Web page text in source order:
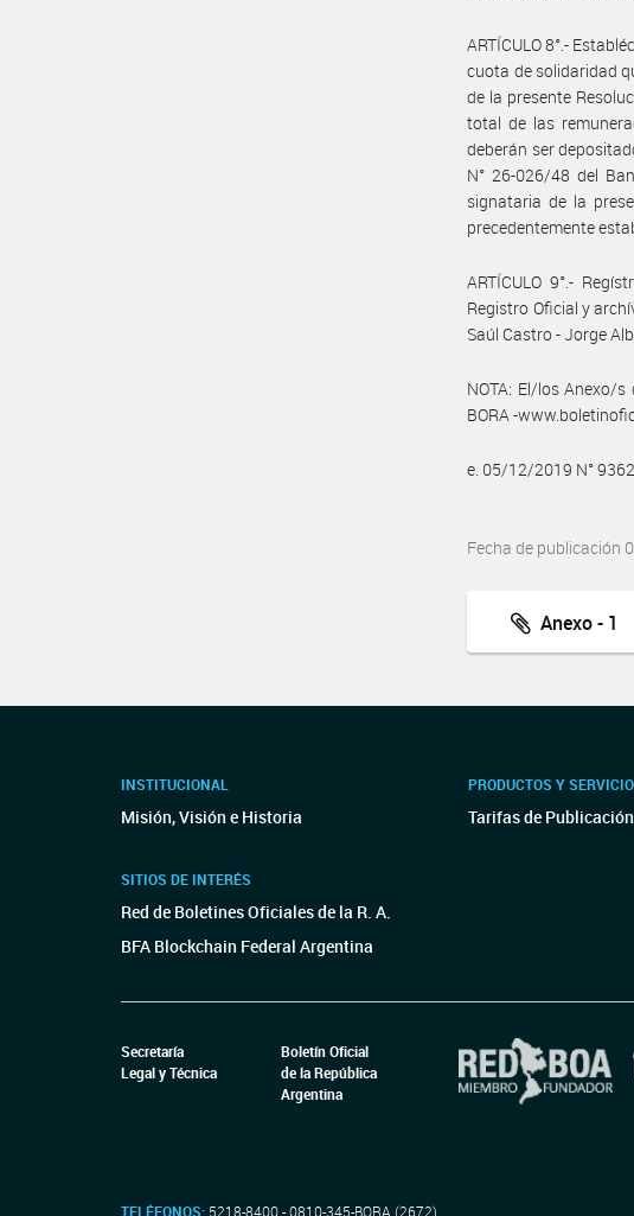
ARTÍCULO 8°.-
cuota de solidaridad
de la presente
total de las
deberán ser
N° 26-026/48 del
signataria de la
precedentemente
ARTÍCULO 9°.-
Registro Oficial y
Saúl Castro - Jorge
NOTA: El/los Anexo/
BORA -
e. 05/12/2019 N°
Fecha de publicación
Anexo - 1
INSTITUCIONAL
Misión, Visión e Historia
SITIOS DE INTERÉS
Red de Boletines Oficiales de la R. A.
BFA Blockchain Federal Argentina
PRODUCTOS Y
Tarifas de Publicación
Secretaría
Legal y Técnica
Boletín Oficial
de la República
Argentina
TELÉFONOS: 5218-8400 - 0810-345-BORA (2672)